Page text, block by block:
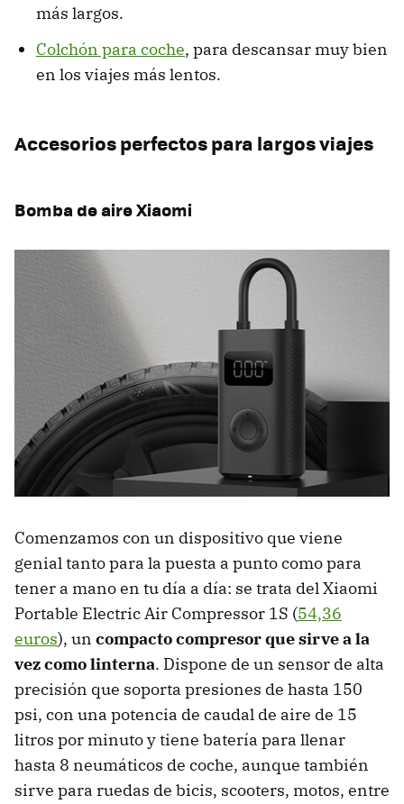
más largos.
Colchón para coche, para descansar muy bien
en los viajes más lentos.
Accesorios perfectos para largos viajes
Bomba de aire Xiaomi
Comenzamos con un dispositivo que viene
genial tanto para la puesta a punto como para
tener a mano en tu día a día: se trata del Xiaomi
Portable Electric Air Compressor 1S (54,36
euros), un compacto compresor que sirve a la
vez como linterna. Dispone de un sensor de alta
precisión que soporta presiones de hasta 150
psi, con una potencia de caudal de aire de 15
litros por minuto y tiene batería para llenar
hasta 8 neumáticos de coche, aunque también
sirve para ruedas de bicis, scooters, motos, entre